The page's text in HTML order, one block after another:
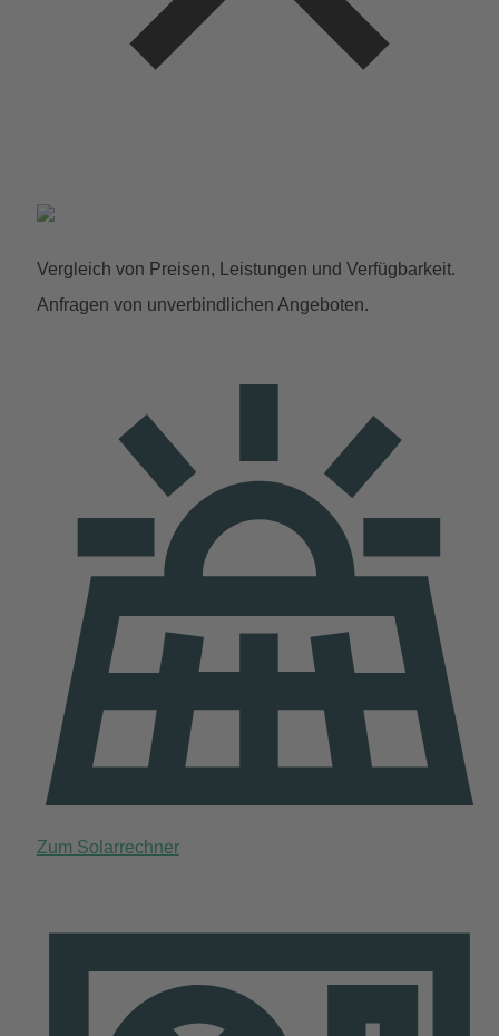
Vergleich von Preisen, Leistungen und Verfügbarkeit.
Anfragen von unverbindlichen Angeboten.
Zum Solarrechner